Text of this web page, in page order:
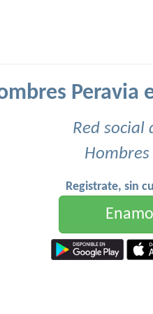
Peravia
Red social
Registrate, sin